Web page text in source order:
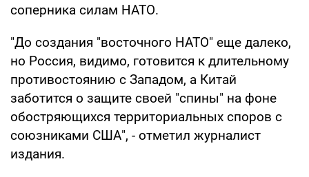
соперника силам НАТО.
"До создания "восточного НАТО" еще далеко,
но Россия, видимо, готовится к длительному
противостоянию с Западом, а Китай
заботится о защите своей "спины" на фоне
обостряющихся территориальных споров с
союзниками США", - отметил журналист
издания.